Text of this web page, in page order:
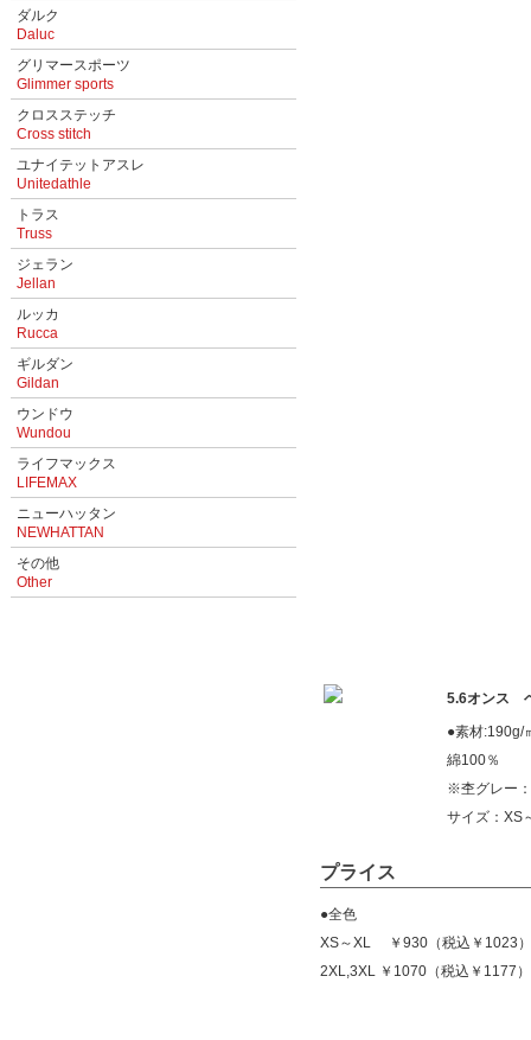
ダルク
Daluc
グリマースポーツ
Glimmer sports
クロスステッチ
Cross stitch
ユナイテットアスレ
Unitedathle
トラス
Truss
ジェラン
Jellan
ルッカ
Rucca
ギルダン
Gildan
ウンドウ
Wundou
ライフマックス
LIFEMAX
ニューハッタン
NEWHATTAN
その他
Other
5.6オンス
●素材
綿100％
※杢グレー
サイズ：XS
プライス
●全色
XS～XL ￥930（税込￥1023）
2XL,3XL ￥1070（税込￥1177）